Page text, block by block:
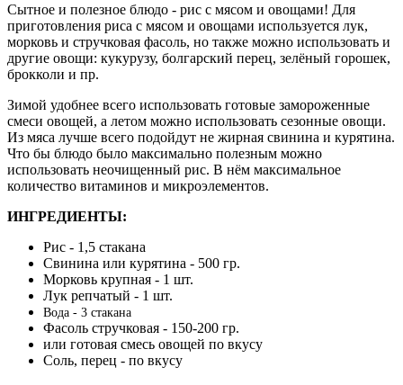
Сытное и полезное блюдо - рис с мясом и овощами! Для
приготовления риса с мясом и овощами используется лук,
морковь и стручковая фасоль, но также можно использовать и
другие овощи: кукурузу, болгарский перец, зелёный горошек,
брокколи и пр.
Зимой удобнее всего использовать готовые замороженные
смеси овощей, а летом можно использовать сезонные овощи.
Из мяса лучше всего подойдут не жирная свинина и курятина.
Что бы блюдо было максимально полезным можно
использовать неочищенный рис. В нём максимальное
количество витаминов и микроэлементов.
ИНГРЕДИЕНТЫ:
Рис - 1,5 стакана
Свинина или курятина - 500 гр.
Морковь крупная - 1 шт.
Лук репчатый - 1 шт.
Вода - 3 стакана
Фасоль стручковая - 150-200 гр.
или готовая смесь овощей по вкусу
Соль, перец - по вкусу